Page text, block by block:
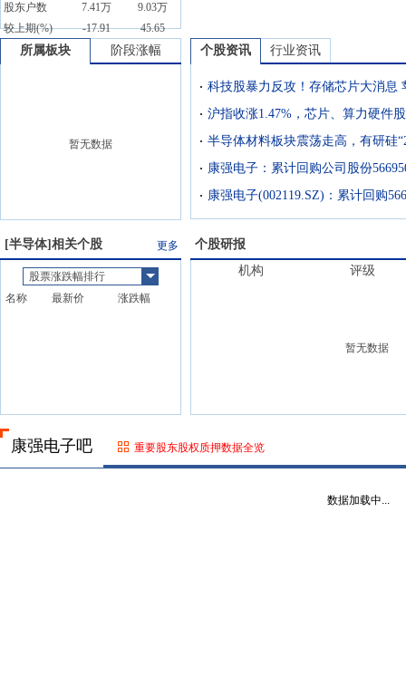
股东户数
7.41万
9.03万
较上期(%)
-17.91 45.65
所属板块 阶段涨幅
暂无数据
个股资讯 行业资讯
科技股暴力反攻！存储芯片大消息
沪指收涨1.47%，芯片、算力硬件
半导体材料板块震荡走高，有研硅
康强电子：累计回购公司股份
[半导体]相关个股 更多
股票涨跌幅排行
名称
最新价 涨跌幅
个股研报
机构
评级
暂无数据
康强电子吧 重要股东股权质押数据全览